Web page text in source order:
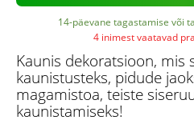
14-päevane tagastamise või
4 inimest vaatavad
Kaunis dekoratsioon, mis
kaunistusteks, pidude
magamistoa, teiste
kaunistamiseks!